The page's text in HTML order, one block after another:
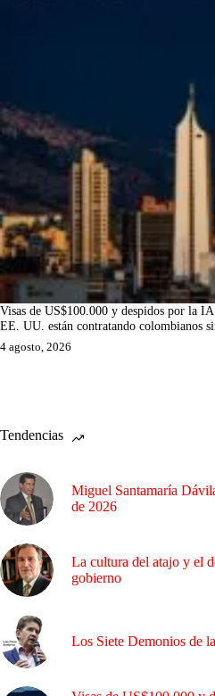
Visas de US$100.000 y despidos por la
EE. UU. están contratando colombianos
4 agosto, 2026
Tendencias
Miguel Santamaría
de 2026
La cultura del atajo y el
gobierno
Los Siete Demonios de